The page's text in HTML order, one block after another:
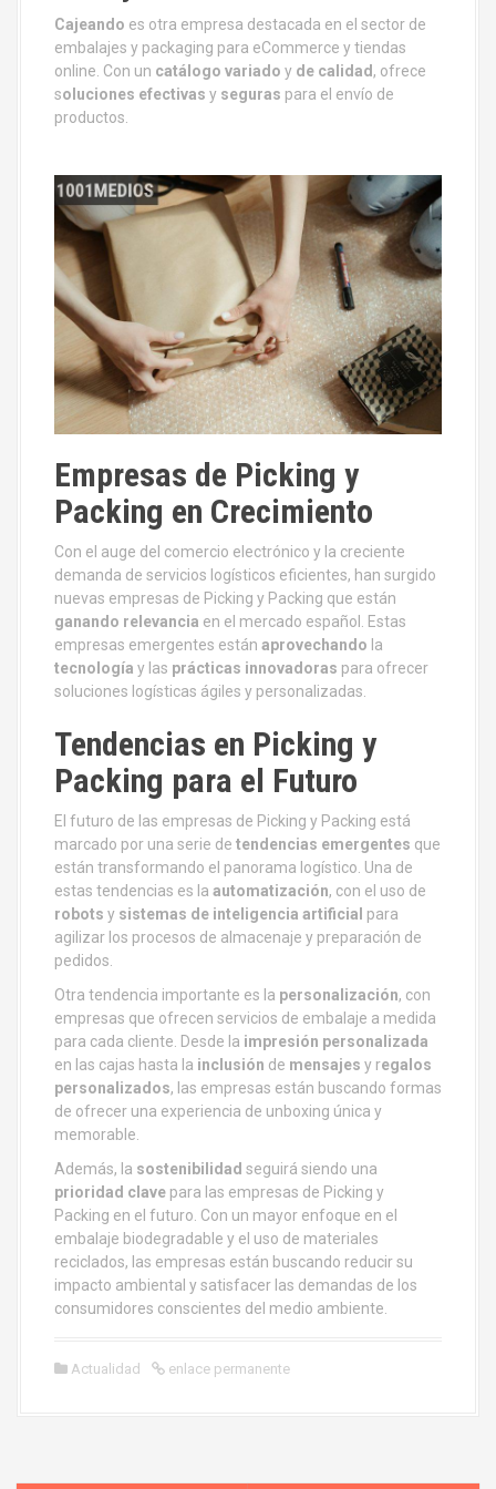
Cajeando es otra empresa destacada en el sector de
embalajes y packaging para eCommerce y tiendas
online. Con un catálogo variado y de calidad , ofrece
soluciones efectivas y seguras para el envío de
productos.
Empresas de Picking y
Packing en Crecimiento
Con el auge del comercio electrónico y la creciente
demanda de servicios logísticos eficientes, han surgido
nuevas empresas de Picking y Packing que están
ganando relevancia en el mercado español. Estas
empresas emergentes están aprovechando la
tecnología y las prácticas innovadoras para ofrecer
soluciones logísticas ágiles y personalizadas.
Tendencias en Picking y
Packing para el Futuro
El futuro de las empresas de Picking y Packing está
marcado por una serie de tendencias emergentes que
están transformando el panorama logístico. Una de
estas tendencias es la automatización, con el uso de
robots y sistemas de inteligencia artificial para
agilizar los procesos de almacenaje y preparación de
pedidos.
Otra tendencia importante es la personalización, con
empresas que ofrecen servicios de embalaje a medida
para cada cliente. Desde la impresión personalizada
en las cajas hasta la inclusión de mensajes y regalos
personalizados, las empresas están buscando formas
de ofrecer una experiencia de unboxing única y
memorable.
Además, la sostenibilidad seguirá siendo una
prioridad clave para las empresas de Picking y
Packing en el futuro. Con un mayor enfoque en el
embalaje biodegradable y el uso de materiales
reciclados, las empresas están buscando reducir su
impacto ambiental y satisfacer las demandas de los
consumidores conscientes del medio ambiente.
Actualidad enlace permanente